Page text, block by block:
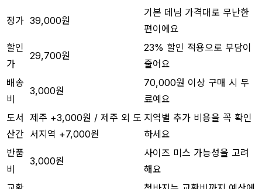
정가 39,000원
기본 데님 가격대로 무난한
편이에요
할인
가
29,700원
23% 할인 적용으로 부담이
줄어요
배송
비
3,000원
70,000원 이상 구매 시 무
료예요
도서
산간
제주 +3,000원 / 제주 외 도
서지역 +7,000원
지역별 추가 비용을 꼭 확인
하세요
반품
비
3,000원
사이즈 미스 가능성을 고려
해요